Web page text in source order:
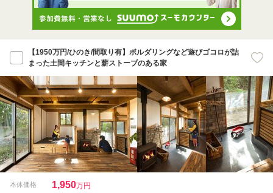
【1950万円/ひのき/間取り有】ボルダリングなど遊びゴコロが詰
まった土間キッチンと薪ストーブのある家
本体価格 1,950万円